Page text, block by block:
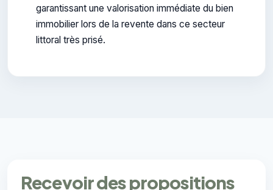
garantissant une valorisation immédiate du bien
immobilier lors de la revente dans ce secteur
littoral très prisé.
Recevoir des propositions